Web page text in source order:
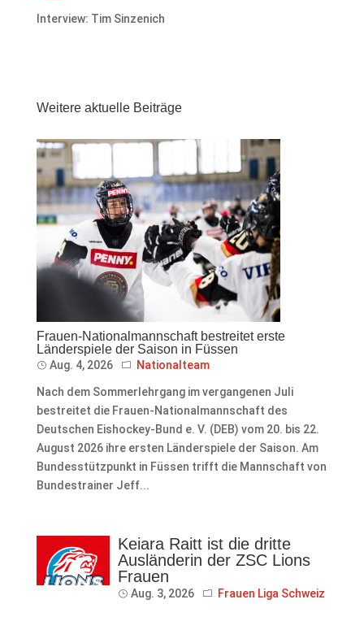
Interview: Tim Sinzenich
Weitere aktuelle Beiträge
Frauen-Nationalmannschaft bestreitet erste
Länderspiele der Saison in Füssen
Aug. 4, 2026 Nationalteam
Nach dem Sommerlehrgang im vergangenen Juli
bestreitet die Frauen-Nationalmannschaft des
Deutschen Eishockey-Bund e. V. (DEB) vom 20. bis 22.
August 2026 ihre ersten Länderspiele der Saison. Am
Bundesstützpunkt in Füssen trifft die Mannschaft von
Bundestrainer Jeff...
Keiara Raitt ist die dritte
Ausländerin der ZSC Lions
Frauen
Aug. 3, 2026 Frauen Liga Schweiz